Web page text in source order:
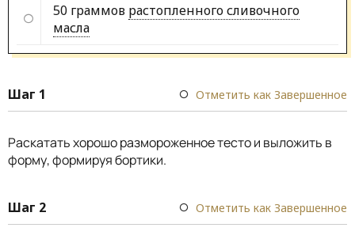
50 граммов растопленного сливочного
масла
Шаг 1 Отметить как Завершенное
Раскатать хорошо размороженное тесто и выложить в
форму, формируя бортики.
Шаг 2 Отметить как Завершенное